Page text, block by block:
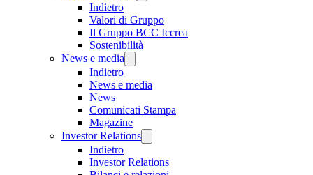
Indietro
Valori di Gruppo
Il Gruppo BCC Iccrea
Sostenibilità
News e media
Indietro
News e media
News
Comunicati Stampa
Magazine
Investor Relations
Indietro
Investor Relations